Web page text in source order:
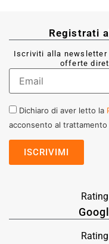
Registrati
Iscriviti alla newsletter
offerte
Dichiaro di aver letto la
acconsento al